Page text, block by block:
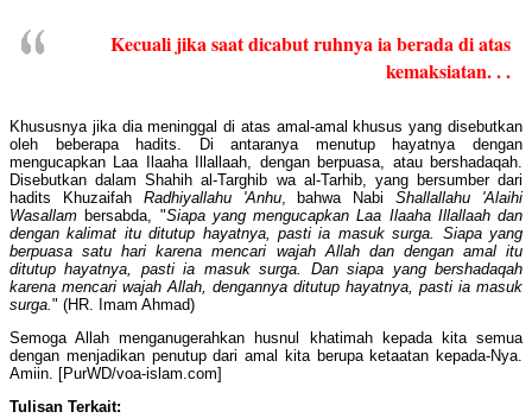
Kecuali jika saat dicabut ruhnya ia berada di atas
kemaksiatan. . .
Khususnya jika dia meninggal di atas amal-amal khusus yang disebutkan
oleh beberapa hadits. Di antaranya menutup hayatnya dengan
mengucapkan Laa Ilaaha Illallaah, dengan berpuasa, atau bershadaqah.
Disebutkan dalam Shahih al-Targhib wa al-Tarhib, yang bersumber dari
hadits Khuzaifah Radhiyallahu 'Anhu, bahwa NabiShallallahu 'Alaihi
Wasallam bersabda, "Siapa yang mengucapkan Laa Ilaaha Illallaah dan
dengan kalimat itu ditutup hayatnya, pasti ia masuk surga. Siapa yang
berpuasa satu hari karena mencari wajah Allah dan dengan amal itu
ditutup hayatnya, pasti ia masuk surga. Dan siapa yang bershadaqah
karena mencari wajah Allah, dengannya ditutup hayatnya, pasti ia masuk
surga." (HR. Imam Ahmad)
Semoga Allah menganugerahkan husnul khatimah kepada kita semua
dengan menjadikan penutup dari amal kita berupa ketaatan kepada-Nya.
Amiin. [PurWD/voa-islam.com]
Tulisan Terkait: